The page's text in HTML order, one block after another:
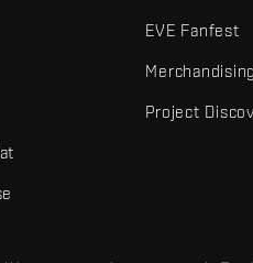
EVE Fanfest
Project